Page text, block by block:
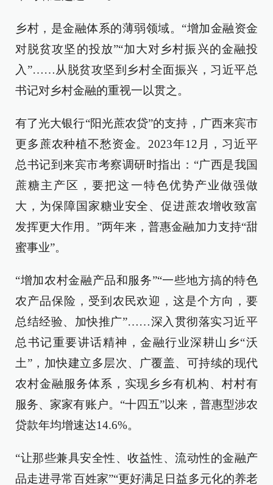
乡村，是金融体系的薄弱领域。“增加金融资金
对脱贫攻坚的投放”“加大对乡村振兴的金融投
入”……从脱贫攻坚到乡村全面振兴，习近平总
书记对乡村金融的重视一以贯之。
有了光大银行“阳光蔗农贷”的支持，广西来宾市
更多蔗农种植不愁资金。2023年12月，习近平
总书记到来宾市考察调研时指出：“广西是我国
蔗糖主产区，要把这一特色优势产业做强做
大，为保障国家糖业安全、促进蔗农增收致富
发挥更大作用。”两年来，普惠金融加力支持“甜
蜜事业”。
“增加农村金融产品和服务”“一些地方搞的特色
农产品保险，受到农民欢迎，这是个方向，要
总结经验、加快推广”……深入贯彻落实习近平
总书记重要讲话精神，金融行业深耕山乡“沃
土”，加快建立多层次、广覆盖、可持续的现代
农村金融服务体系，实现乡乡有机构、村村有
服务、家家有账户。“十四五”以来，普惠型涉农
贷款年均增速达14.6%。
“让那些兼具安全性、收益性、流动性的金融产
品走进寻常百姓家”“更好满足日益多元化的养老